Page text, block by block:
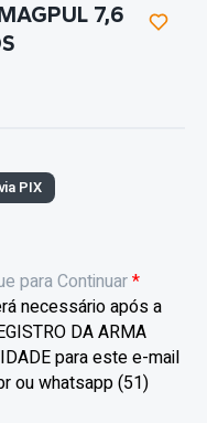
7,6
PIX
para Continuar*
necessário após a
DA ARMA
para este e-mail
ou whatsapp (51)